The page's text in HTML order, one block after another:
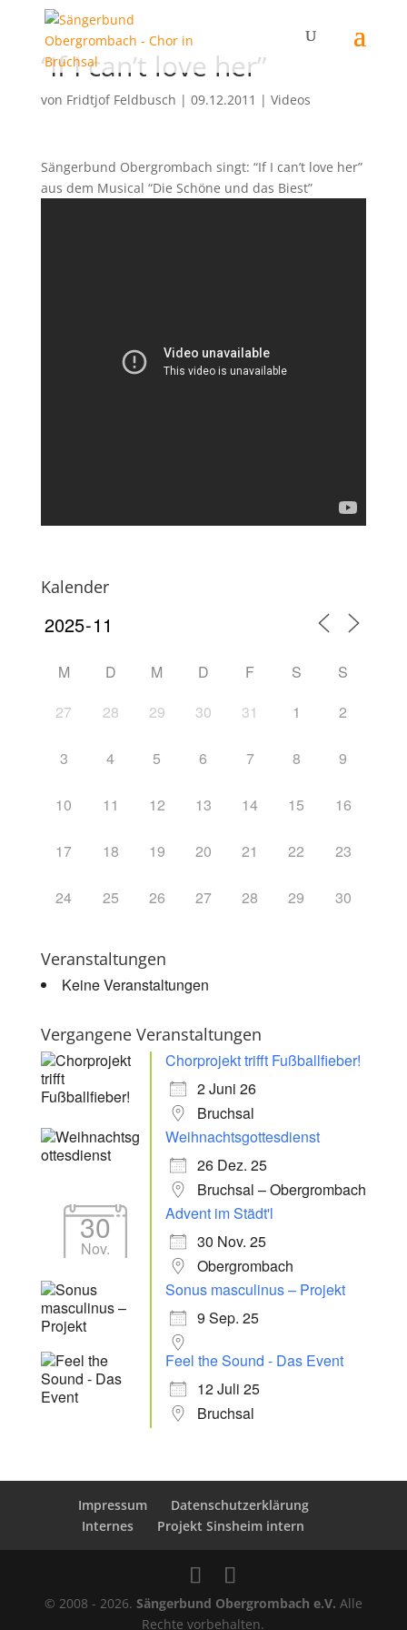
“If I can’t love her”
von Fridtjof Feldbusch | 09.12.2011 | Videos
Sängerbund Obergrombach singt: “If I can’t love her”
aus dem Musical “Die Schöne und das Biest”
Kalender
M D M D F S
S
27
28 29 30 31 1 2
3 4 5 6 7 8 9
10 11 12 13 14 15 16
17 18 19 20 21 22 23
24 25 26 27 28 29 30
Veranstaltungen
Keine Veranstaltungen
Vergangene Veranstaltungen
Chorprojekt trifft Fußballfieber!
2 Juni 26
Bruchsal
Weihnachtsgottesdienst
26 Dez. 25
Bruchsal – Obergrombach
30
Nov.
Advent im Städt'l
30 Nov. 25
Obergrombach
Sonus masculinus – Projekt
9 Sep. 25
Feel the Sound - Das Event
12 Juli 25
Bruchsal
Impressum
Datenschutzerklärung
Internes
Projekt Sinsheim intern
© 2008 - 2026. Sängerbund Obergrombach e.V. Alle
Rechte vorbehalten.